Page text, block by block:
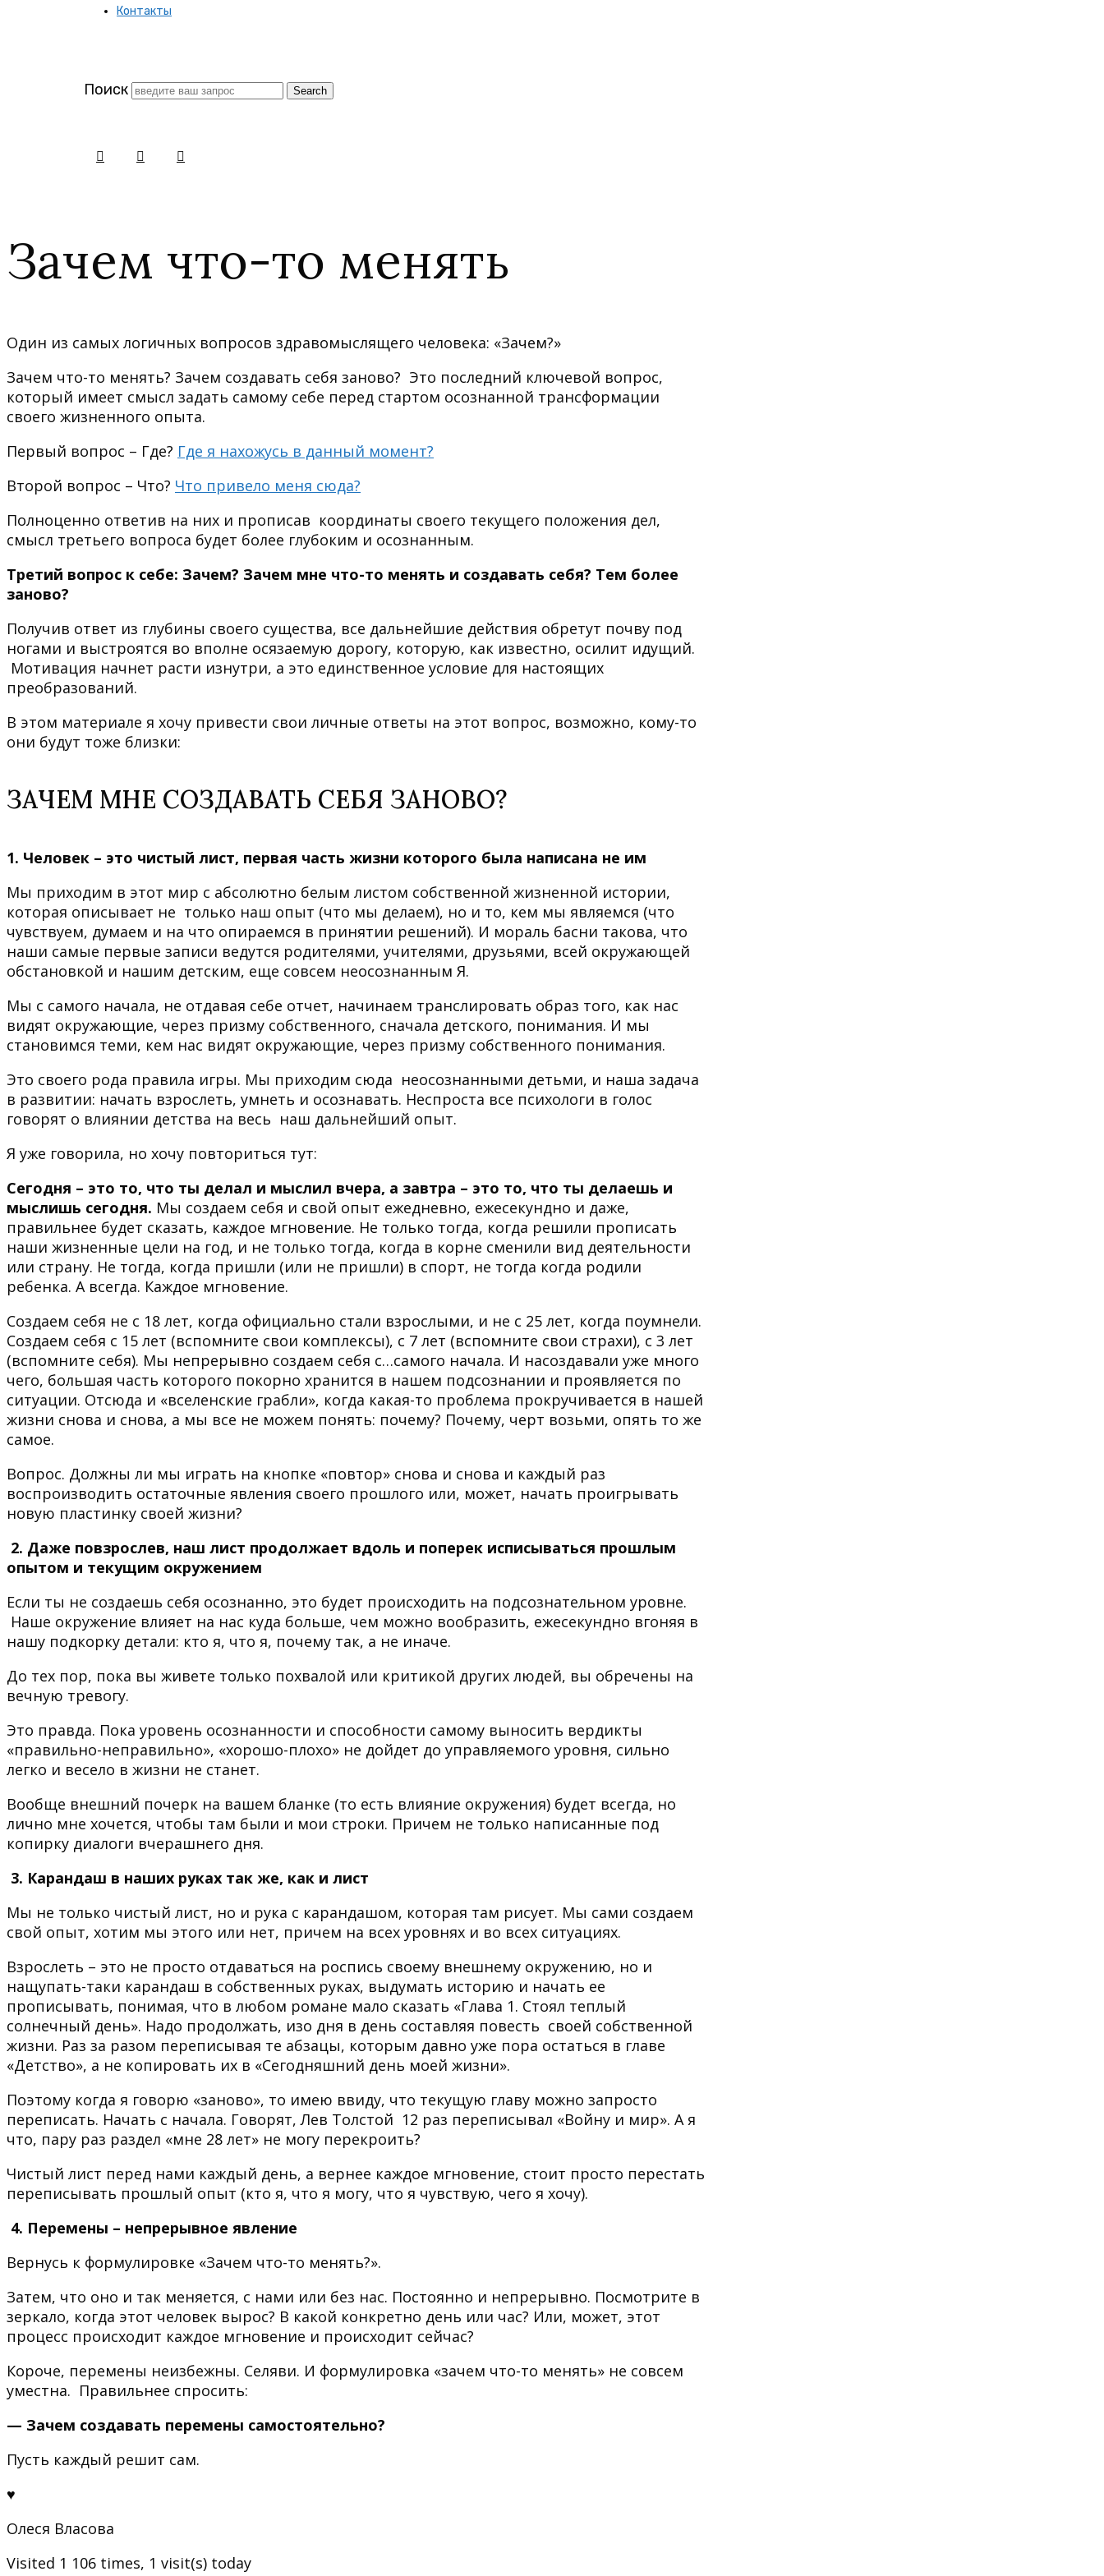
Контакты
Поиск
Зачем что-то менять
Один из самых логичных вопросов здравомыслящего человека: «Зачем?»
Зачем что-то менять? Зачем создавать себя заново? Это последний ключевой вопрос,
который имеет смысл задать самому себе перед стартом осознанной трансформации
своего жизненного опыта.
Первый вопрос – Где? Где я нахожусь в данный момент?
Второй вопрос – Что? Что привело меня сюда?
Полноценно ответив на них и прописав координаты своего текущего положения дел,
смысл третьего вопроса будет более глубоким и осознанным.
Третий вопрос к себе: Зачем? Зачем мне что-то менять и создавать себя? Тем более
заново?
Получив ответ из глубины своего существа, все дальнейшие действия обретут почву под
ногами и выстроятся во вполне осязаемую дорогу, которую, как известно, осилит идущий.
Мотивация начнет расти изнутри, а это единственное условие для настоящих
преобразований.
В этом материале я хочу привести свои личные ответы на этот вопрос, возможно, кому-то
они будут тоже близки:
ЗАЧЕМ МНЕ СОЗДАВАТЬ СЕБЯ ЗАНОВО?
1. Человек – это чистый лист, первая часть жизни которого была написана не им
Мы приходим в этот мир с абсолютно белым листом собственной жизненной истории,
которая описывает не только наш опыт (что мы делаем), но и то, кем мы являемся (что
чувствуем, думаем и на что опираемся в принятии решений). И мораль басни такова, что
наши самые первые записи ведутся родителями, учителями, друзьями, всей окружающей
обстановкой и нашим детским, еще совсем неосознанным Я.
Мы с самого начала, не отдавая себе отчет, начинаем транслировать образ того, как нас
видят окружающие, через призму собственного, сначала детского, понимания. И мы
становимся теми, кем нас видят окружающие, через призму собственного понимания.
Это своего рода правила игры. Мы приходим сюда неосознанными детьми, и наша задача
в развитии: начать взрослеть, умнеть и осознавать. Неспроста все психологи в голос
говорят о влиянии детства на весь наш дальнейший опыт.
Я уже говорила, но хочу повториться тут:
Сегодня – это то, что ты делал и мыслил вчера, а завтра – это то, что ты делаешь и
мыслишь сегодня. Мы создаем себя и свой опыт ежедневно, ежесекундно и даже,
правильнее будет сказать, каждое мгновение. Не только тогда, когда решили прописать
наши жизненные цели на год, и не только тогда, когда в корне сменили вид деятельности
или страну. Не тогда, когда пришли (или не пришли) в спорт, не тогда когда родили
ребенка. А всегда. Каждое мгновение.
Создаем себя не с 18 лет, когда официально стали взрослыми, и не с 25 лет, когда поумнели.
Создаем себя с 15 лет (вспомните свои комплексы), с 7 лет (вспомните свои страхи), с 3 лет
(вспомните себя). Мы непрерывно создаем себя с…самого начала. И насоздавали уже много
чего, большая часть которого покорно хранится в нашем подсознании и проявляется по
ситуации. Отсюда и «вселенские грабли», когда какая-то проблема прокручивается в нашей
жизни снова и снова, а мы все не можем понять: почему? Почему, черт возьми, опять то же
самое.
Вопрос. Должны ли мы играть на кнопке «повтор» снова и снова и каждый раз
воспроизводить остаточные явления своего прошлого или, может, начать проигрывать
новую пластинку своей жизни?
2. Даже повзрослев, наш лист продолжает вдоль и поперек исписываться прошлым
опытом и текущим окружением
Если ты не создаешь себя осознанно, это будет происходить на подсознательном уровне.
Наше окружение влияет на нас куда больше, чем можно вообразить, ежесекундно вгоняя в
нашу подкорку детали: кто я, что я, почему так, а не иначе.
До тех пор, пока вы живете только похвалой или критикой других людей, вы обречены на
вечную тревогу.
Это правда. Пока уровень осознанности и способности самому выносить вердикты
«правильно-неправильно», «хорошо-плохо» не дойдет до управляемого уровня, сильно
легко и весело в жизни не станет.
Вообще внешний почерк на вашем бланке (то есть влияние окружения) будет всегда, но
лично мне хочется, чтобы там были и мои строки. Причем не только написанные под
копирку диалоги вчерашнего дня.
3. Карандаш в наших руках так же, как и лист
Мы не только чистый лист, но и рука с карандашом, которая там рисует. Мы сами создаем
свой опыт, хотим мы этого или нет, причем на всех уровнях и во всех ситуациях.
Взрослеть – это не просто отдаваться на роспись своему внешнему окружению, но и
нащупать-таки карандаш в собственных руках, выдумать историю и начать ее
прописывать, понимая, что в любом романе мало сказать «Глава 1. Стоял теплый
солнечный день». Надо продолжать, изо дня в день составляя повесть своей собственной
жизни. Раз за разом переписывая те абзацы, которым давно уже пора остаться в главе
«Детство», а не копировать их в «Сегодняшний день моей жизни».
Поэтому когда я говорю «заново», то имею ввиду, что текущую главу можно запросто
переписать. Начать с начала. Говорят, Лев Толстой 12 раз переписывал «Войну и мир». А я
что, пару раз раздел «мне 28 лет» не могу перекроить?
Чистый лист перед нами каждый день, а вернее каждое мгновение, стоит просто перестать
переписывать прошлый опыт (кто я, что я могу, что я чувствую, чего я хочу).
4. Перемены – непрерывное явление
Вернусь к формулировке «Зачем что-то менять?».
Затем, что оно и так меняется, с нами или без нас. Постоянно и непрерывно. Посмотрите в
зеркало, когда этот человек вырос? В какой конкретно день или час? Или, может, этот
процесс происходит каждое мгновение и происходит сейчас?
Короче, перемены неизбежны. Селяви. И формулировка «зачем что-то менять» не совсем
уместна. Правильнее спросить:
— Зачем создавать перемены самостоятельно?
Пусть каждый решит сам.
♥
Олеся Власова
Visited 1 106 times, 1 visit(s) today